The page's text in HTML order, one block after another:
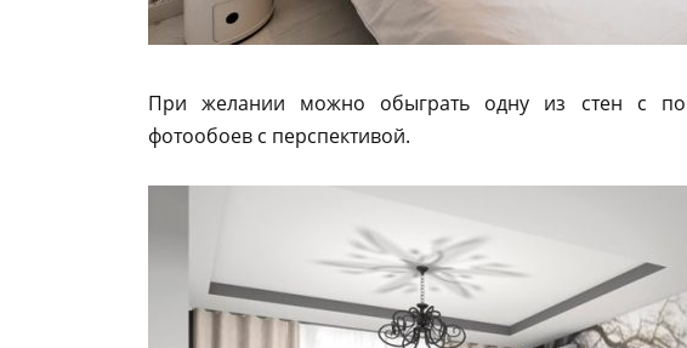
При желании можно обыграть одну из стен с
фотообоев с перспективой.